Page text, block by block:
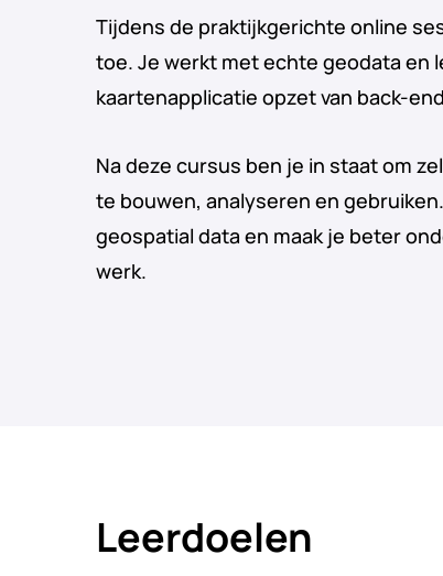
Tijdens de praktijkgerichte online
toe. Je werkt met echte geodata en
kaartenapplicatie opzet van back-
Na deze cursus ben je in staat om
te bouwen, analyseren en
geospatial data en maak je beter
werk.
Leerdoelen